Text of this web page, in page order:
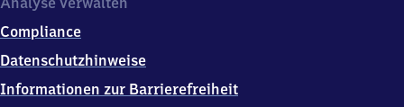
2
Würzburg
Compliance
Datenschutzhinweise
Informationen zur Barrierefreiheit